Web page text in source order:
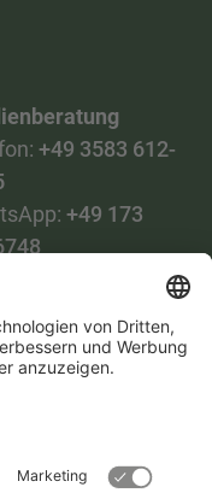
+49 3583 612-
+49 173